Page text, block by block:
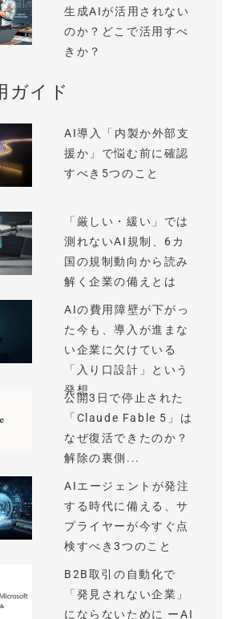
生成AIが活用されない
のか？どこで活用すべ
きか？
ガイド
AI導入「内製か外部支
援か」で悩む前に確認
すべき5つのこと
「厳しい・緩い」では
測れないAI規制、6カ
国の規制動向から読み
解く企業の備えとは
AIの費用障壁が下がっ
た今も、導入が進まな
い企業に欠けている
「入り口設計」という
発想
公開3日で停止された
「Claude Fable 5」は
なぜ復活できたのか？
解除の裏側...
AIエージェントが発注
する時代に備える、サ
プライヤーが今すぐ点
検すべき3つのこと
B2B取引の自動化で
「発見されない企業」
にならないために ーAI